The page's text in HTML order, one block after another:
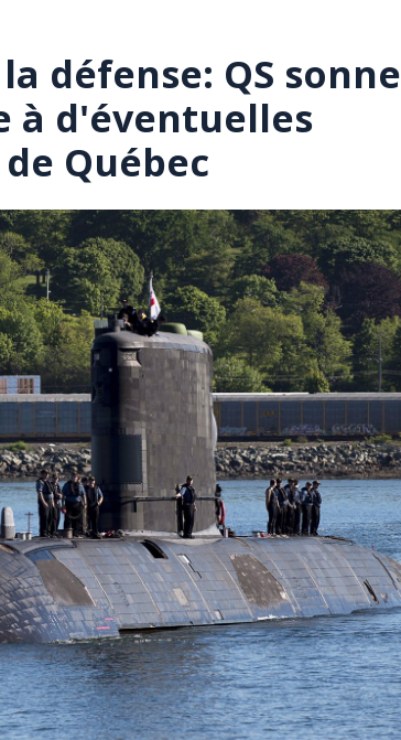
défense: QS sonne
à d'éventuelles
Québec